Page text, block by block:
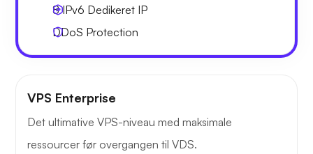
8 IPv6 Dedikeret IP
DDoS Protection
VPS Enterprise
Det ultimative VPS-niveau med maksimale
ressourcer før overgangen til VDS.